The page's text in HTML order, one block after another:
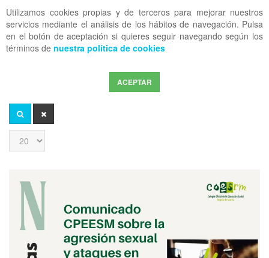
Utilizamos cookies propias y de terceros para mejorar nuestros
servicios mediante el análisis de los hábitos de navegación. Pulsa
en el botón de aceptación si quieres seguir navegando según los
términos de nuestra política de cookies
ACEPTAR
OFF CANVAS
del
títuloBUSCAR
Cantidad
a